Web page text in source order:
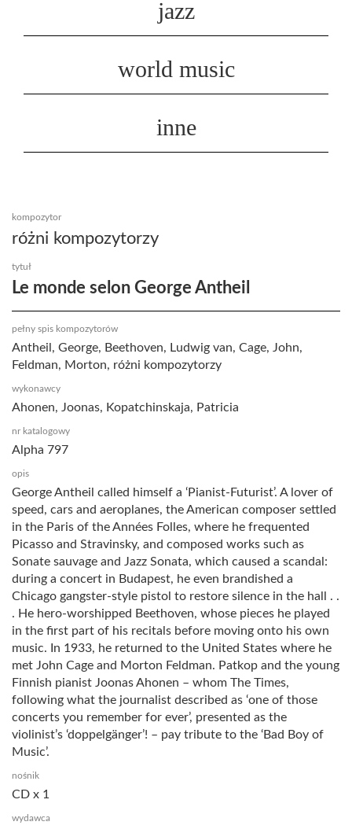
jazz
world music
inne
kompozytor
różni kompozytorzy
tytuł
Le monde selon George Antheil
pełny spis kompozytorów
Antheil, George, Beethoven, Ludwig van, Cage, John,
Feldman, Morton, różni kompozytorzy
wykonawcy
Ahonen, Joonas, Kopatchinskaja, Patricia
nr katalogowy
Alpha 797
opis
George Antheil called himself a ‘Pianist-Futurist’. A lover of
speed, cars and aeroplanes, the American composer settled
in the Paris of the Années Folles, where he frequented
Picasso and Stravinsky, and composed works such as
Sonate sauvage and Jazz Sonata, which caused a scandal:
during a concert in Budapest, he even brandished a
Chicago gangster-style pistol to restore silence in the hall . .
. He hero-worshipped Beethoven, whose pieces he played
in the first part of his recitals before moving onto his own
music. In 1933, he returned to the United States where he
met John Cage and Morton Feldman. Patkop and the young
Finnish pianist Joonas Ahonen – whom The Times,
following what the journalist described as ‘one of those
concerts you remember for ever’, presented as the
violinist’s ‘doppelgänger’! – pay tribute to the ‘Bad Boy of
Music’.
nośnik
CD x 1
wydawca